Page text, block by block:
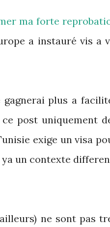
ma forte
a instauré vis a
gagnerai plus a
post uniquement
exige un visa
un contexte
ne sont pas